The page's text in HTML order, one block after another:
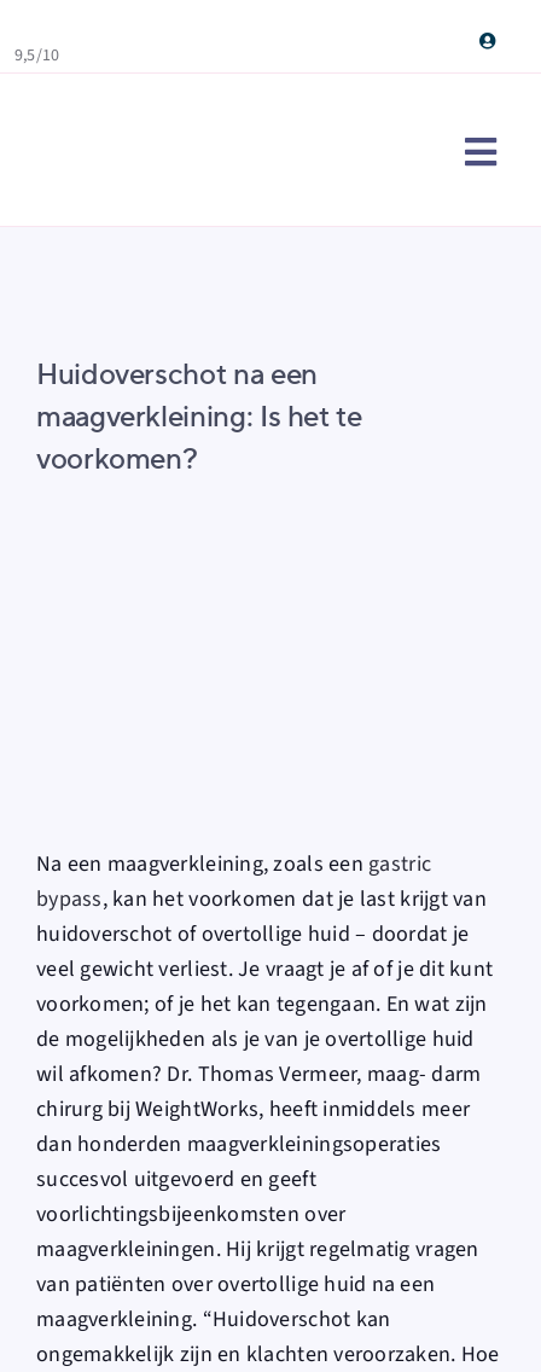
to9,5/10
Huidoverschot na een
maagverkleining: Is het te
voorkomen?
Na een maagverkleining, zoals een gastric
bypass, kan het voorkomen dat je last krijgt van
huidoverschot of overtollige huid – doordat je
veel gewicht verliest. Je vraagt je af of je dit kunt
voorkomen; of je het kan tegengaan. En wat zijn
de mogelijkheden als je van je overtollige huid
wil afkomen? Dr. Thomas Vermeer, maag- darm
chirurg bij WeightWorks, heeft inmiddels meer
dan honderden maagverkleiningsoperaties
succesvol uitgevoerd en geeft
voorlichtingsbijeenkomsten over
maagverkleiningen. Hij krijgt regelmatig vragen
van patiënten over overtollige huid na een
maagverkleining. “Huidoverschot kan
ongemakkelijk zijn en klachten veroorzaken. Hoe